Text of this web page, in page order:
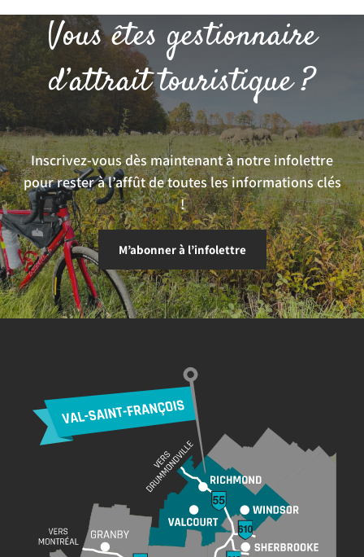
Vous êtes gestionnaire
d’attrait touristique ?
Inscrivez-vous dès maintenant à notre infolettre
pour rester à l’affût de toutes les informations clés
!
M’abonner à l’infolettre